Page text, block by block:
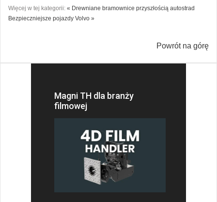
Więcej w tej kategorii: « Drewniane bramownice przyszłością autostrad
Bezpieczniejsze pojazdy Volvo »
Powrót na górę
Magni TH dla branży
filmowej